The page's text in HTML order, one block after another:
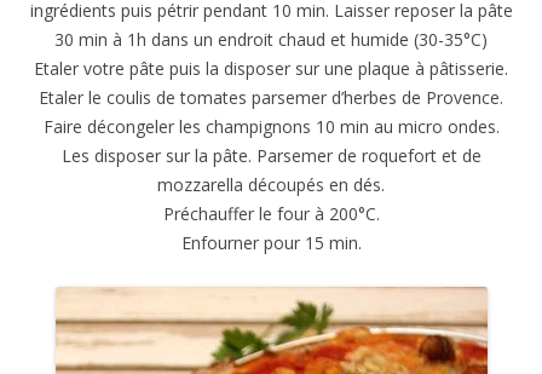
ingrédients puis pétrir pendant 10 min. Laisser reposer la pâte
30 min à 1h dans un endroit chaud et humide (30-35°C)
Etaler votre pâte puis la disposer sur une plaque à pâtisserie.
Etaler le coulis de tomates parsemer d’herbes de Provence.
Faire décongeler les champignons 10 min au micro ondes.
Les disposer sur la pâte. Parsemer de roquefort et de
mozzarella découpés en dés.
Préchauffer le four à 200°C.
Enfourner pour 15 min.